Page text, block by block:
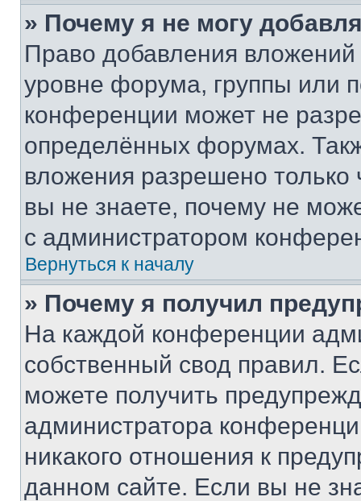
» Почему я не могу
Право добавления
уровне форума, группы или
конференции может не
определённых форумах.
вложения разрешено
вы не знаете, почему не
с администратором
Вернуться к началу
» Почему я получил
На каждой конференции
собственный свод правил.
можете получить
администратора
никакого отношения к
данном сайте. Если вы не